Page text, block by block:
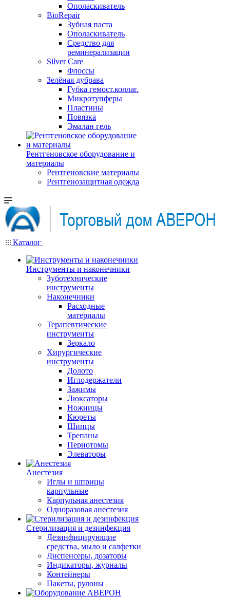
Ополаскиватель
BioRepair
Зубная паста
Ополаскиватель
Средство для
реминерализации
Silver Care
Флоссы
Зелёная дубрава
Губка гемост.коллаг.
Микротупферы
Пластины
Повязка
Эмалан гель
Рентгеновское оборудование и
материалы
Рентгеновские материалы
Рентгенозащитная одежда
Каталог
Инструменты и наконечники
Зуботехнические
инструменты
Наконечники
Расходные
материалы
Терапевтические
инструменты
Зеркало
Хирургические
инструменты
Долото
Иглодержатели
Зажимы
Люксаторы
Ножницы
Кюреты
Шипцы
Трепаны
Периотомы
Элеваторы
Анестезия
Иглы и шприцы
карпульные
Карпульная анестезия
Одноразовая анестезия
Стерилизация и дезинфекция
Дезинфицирующие
средства, мыло и салфетки
Диспенсеры, дозаторы
Индикаторы, журналы
Контейнеры
Пакеты, рулоны